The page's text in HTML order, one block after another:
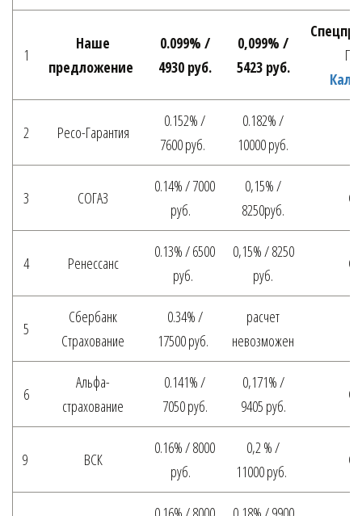
1
Наше
предложение
0.099% /
4930 руб.
0,099% /
5423 руб.
2 Ресо-Гарантия
0.152% /
7600 руб.
0.182% /
10000 руб.
3 СОГАЗ
0.14% / 7000
руб.
0,15% /
8250руб.
4 Ренессанс
0.13% / 6500
руб.
0,15% / 8250
руб.
5
Сбербанк
Страхование
0.34% /
17500 руб.
расчет
невозможен
6
Альфа-
страхование
0.141% /
7050 руб.
0,171% /
9405 руб.
9 ВСК
0.16% / 8000
руб.
0,2 % /
11000 руб.